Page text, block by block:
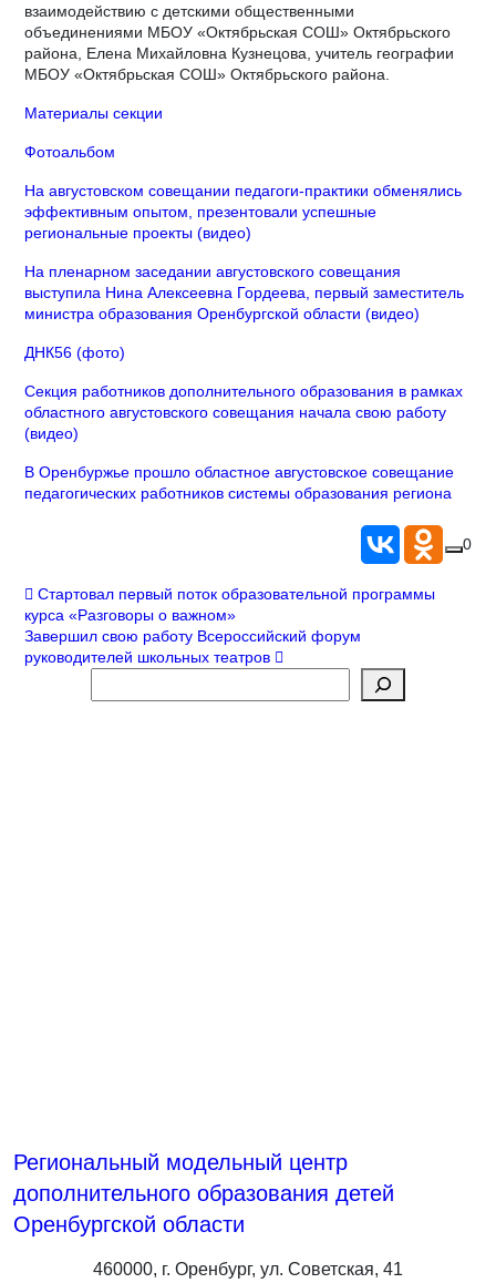
взаимодействию с детскими общественными
объединениями МБОУ «Октябрьская СОШ» Октябрьского
района, Елена Михайловна Кузнецова, учитель географии
МБОУ «Октябрьская СОШ» Октябрьского района.
Материалы секции
Фотоальбом
На августовском совещании педагоги-практики обменялись
эффективным опытом, презентовали успешные
региональные проекты (видео)
На пленарном заседании августовского совещания
выступила Нина Алексеевна Гордеева, первый заместитель
министра образования Оренбургской области (видео)
ДНК56 (фото)
Секция работников дополнительного образования в рамках
областного августовского совещания начала свою работу
(видео)
В Оренбуржье прошло областное августовское совещание
педагогических работников системы образования региона
0
Навигация
по
записям
Стартовал первый поток образовательной программы
курса «Разговоры о важном»
Завершил свою работу Всероссийский форум
руководителей школьных театров
Региональный модельный центр
дополнительного образования детей
Оренбургской области
460000, г. Оренбург, ул. Советская, 41